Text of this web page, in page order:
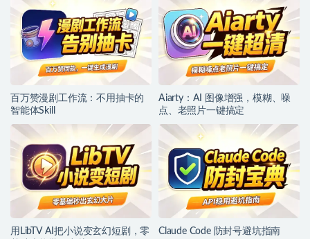
百万赞漫剧工作流：不用抽卡的
智能体Skill
Aiarty：AI 图像增强，模糊、噪
点、老照片一键搞定
用LibTV AI把小说变玄幻短剧，零
Claude Code 防封号避坑指南